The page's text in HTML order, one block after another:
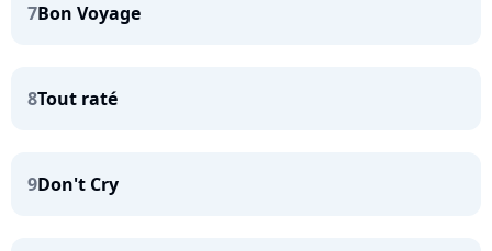
7Bon Voyage
8Tout raté
9Don't Cry